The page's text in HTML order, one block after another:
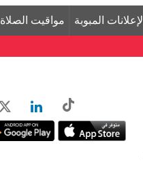
الإعلانات المبوبة مواقيت الصلاة